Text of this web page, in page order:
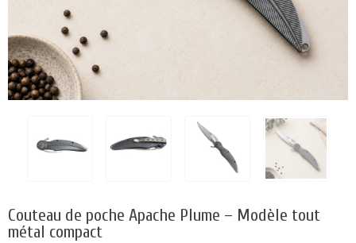
Couteau de poche Apache Plume – Modèle tout
métal compact